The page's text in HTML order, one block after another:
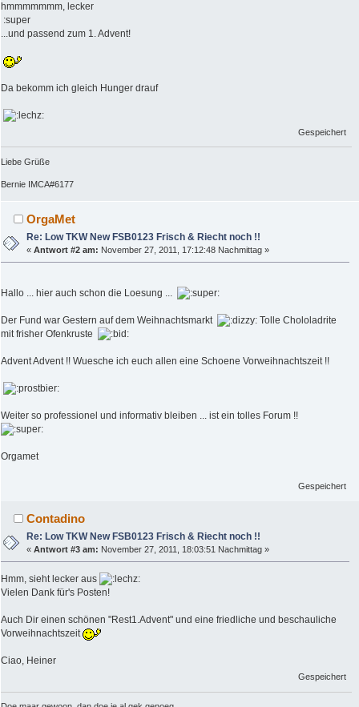
hmmmmmmm, lecker
:super
...und passend zum 1. Advent!
Da bekomm ich gleich Hunger drauf
Gespeichert
Liebe Grüße
Bernie IMCA#6177
OrgaMet
Re: Low TKW New FSB0123 Frisch & Riecht noch !!
«Antwort #2 am: November 27, 2011, 17:12:48 Nachmittag »
Hallo ... hier auch schon die Loesung ...
Der Fund war Gestern auf dem Weihnachtsmarkt
Tolle Chololadrite
mit frisher Ofenkruste
Advent Advent !! Wuesche ich euch allen eine Schoene Vorweihnachtszeit !!
Weiter so professionel und informativ bleiben ... ist ein tolles Forum !!
Orgamet
Gespeichert
Contadino
Re: Low TKW New FSB0123 Frisch & Riecht noch !!
«Antwort #3 am: November 27, 2011, 18:03:51 Nachmittag »
Hmm, sieht lecker aus
Vielen Dank für's Posten!
Auch Dir einen schönen "Rest1.Advent" und eine friedliche und beschauliche
Vorweihnachtszeit
Ciao, Heiner
Gespeichert